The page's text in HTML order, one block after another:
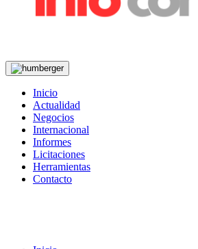
Inicio
Actualidad
Negocios
Internacional
Informes
Licitaciones
Herramientas
Contacto